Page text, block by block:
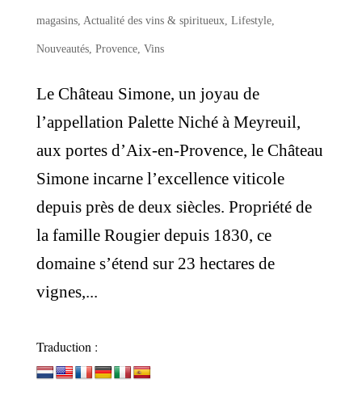
magasins, Actualité des vins & spiritueux, Lifestyle,
Nouveautés, Provence, Vins
Le Château Simone, un joyau de
l’appellation Palette Niché à Meyreuil,
aux portes d’Aix-en-Provence, le Château
Simone incarne l’excellence viticole
depuis près de deux siècles. Propriété de
la famille Rougier depuis 1830, ce
domaine s’étend sur 23 hectares de
vignes,...
Traduction :